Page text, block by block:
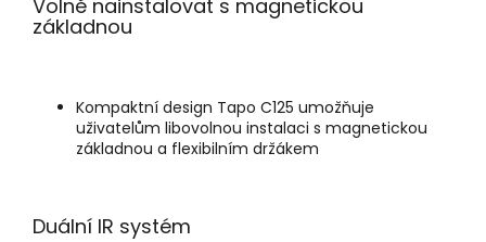
Volně nainstalovat s magnetickou
základnou
Kompaktní design Tapo C125 umožňuje
uživatelům libovolnou instalaci s magnetickou
základnou a flexibilním držákem
Duální IR systém